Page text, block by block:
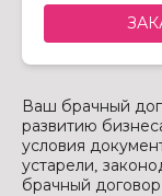
Ваш брачный
развитию
условия
устарели,
брачный